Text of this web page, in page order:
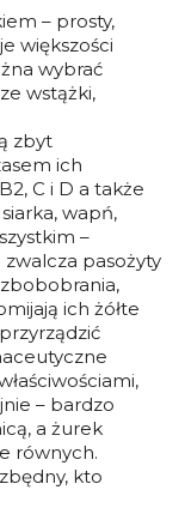
– prosty,
większości
wybrać
wstążki,
zbyt
ich
C i D a także
wapń,
–
pasożyty
ich żółte
– bardzo
a żurek
równych.
kto